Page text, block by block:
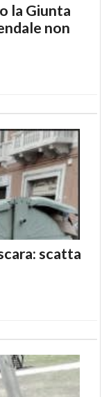
la Giunta
non
scatta